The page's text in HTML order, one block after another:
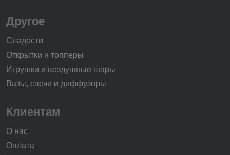
Другое
Сладости
Открытки и топперы
Игрушки и воздушные шары
Вазы, свечи и диффузоры
Клиентам
О нас
Оплата